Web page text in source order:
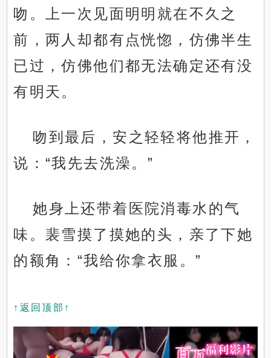
吻。上一次见面明明就在不久之
前，两人却都有点恍惚，仿佛半生
已过，仿佛他们都无法确定还有没
有明天。
吻到最后，安之轻轻将他推开，
说：“我先去洗澡。”
她身上还带着医院消毒水的气
味。裴雪摸了摸她的头，亲了下她
的额角：“我给你拿衣服。”
↑返回顶部↑